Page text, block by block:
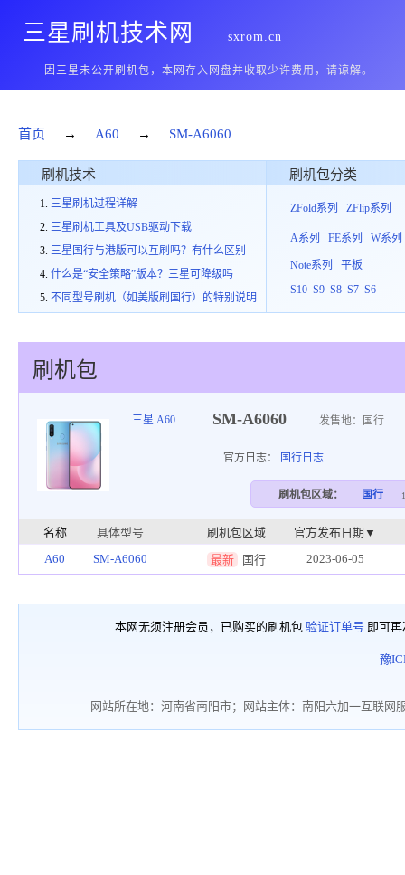
三星刷机技术网 sxrom.cn
因三星未公开刷机包，本网存入网盘并收取少许费用，请谅解。
首页 → A60 → SM-A6060
刷机技术
三星刷机过程详解
三星刷机工具及USB驱动下载
三星国行与港版可以互刷吗？有什么区别
什么是“安全策略”版本？三星可降级吗
不同型号刷机（如美版刷国行）的特别说明
刷机包分类
ZFold系列 ZFlip系列
A系列 FE系列 W系列
Note系列
平板
S10 S9 S8 S7 S6
刷机包
三星 A60 SM-A6060 发售地：国行
官方日志： 国行日志
刷机包区域： 国行
名称 具体型号 刷机包区域
官方发布日期▼
A60
SM-A6060 最新 国行 2023-06-05
本网无须注册会员，已购买的刷机包 验证订单号 即可
豫
网站所在地：河南省南阳市；网站主体：南阳六加一互联